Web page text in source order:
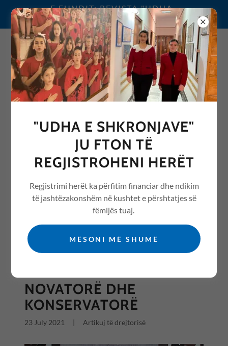
E FUNDIT: REVISTA "UDHA
E SHKRONJAVE" 2026
0692076068
REVISTA "UDHA E
SHKRONJAVE" ME ARTIKUJ
NGA ARSIMI /EDUCATION
All Posts
NOVATORË DHE
KONSERVATORË
23 July 2021 Artikuj të drejtorisë
"UDHA E SHKRONJAVE"
JU FTON TË
REGJISTROHENI HERËT
Regjistrimi herët ka përfitim financiar dhe ndikim
të jashtëzakonshëm në kushtet e përshtatjes së
fëmijës tuaj.
MËSONI MË SHUMË